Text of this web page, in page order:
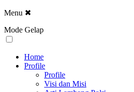
Menu ✖
Mode Gelap
Home
Profile
Profile
Visi dan Misi